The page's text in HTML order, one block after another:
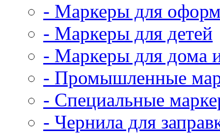
- Маркеры для
- Маркеры для детей
- Маркеры для дома
- Промышленные
- Специальные
- Чернила для